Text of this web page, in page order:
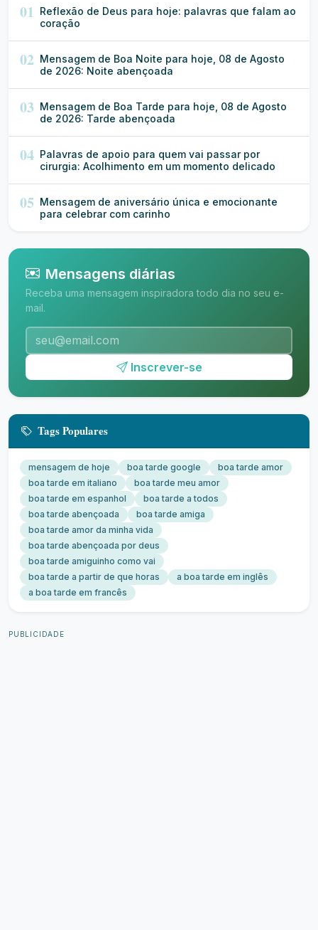
01 Reflexão de Deus para hoje: palavras que falam ao
coração
02 Mensagem de Boa Noite para hoje, 08 de Agosto
de 2026: Noite abençoada
03 Mensagem de Boa Tarde para hoje, 08 de Agosto
de 2026: Tarde abençoada
04 Palavras de apoio para quem vai passar por
cirurgia: Acolhimento em um momento delicado
05 Mensagem de aniversário única e emocionante
para celebrar com carinho
Mensagens diárias
Receba uma mensagem inspiradora todo dia no seu e-
mail.
Inscrever-se
Tags Populares
mensagem de hoje boa tarde google
boa tarde amor
boa tarde em italiano
boa tarde meu amor
boa tarde em espanhol
boa tarde a todos
boa tarde abençoada
boa tarde amiga
boa tarde amor da minha vida
boa tarde abençoada por deus
boa tarde amiguinho como vai
boa tarde a partir de que horas
a boa tarde em inglês
a boa tarde em francês
PUBLICIDADE